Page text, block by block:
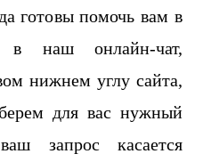
готовы помочь вам в
в наш онлайн-чат,
нижнем углу сайта,
для вас нужный
запрос касается